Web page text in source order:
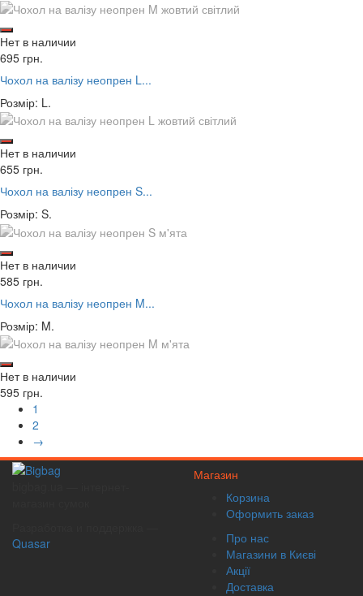
Нет в наличии
695 грн.
Чохол на валізу неопрен L...
Розмір: L.
Нет в наличии
655 грн.
Чохол на валізу неопрен S...
Розмір: S.
Нет в наличии
585 грн.
Чохол на валізу неопрен M...
Розмір: M.
Нет в наличии
595 грн.
1
2
→
Quasar
Магазин
Корзина
Оформить заказ
Про нас
Магазини в Києві
Акції
Доставка